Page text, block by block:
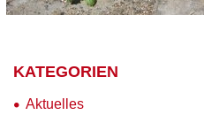
KATEGORIEN
Aktuelles